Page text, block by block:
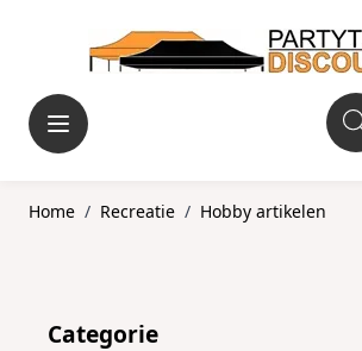
Home / Recreatie / Hobby artikelen
Skip to product list
Categorie